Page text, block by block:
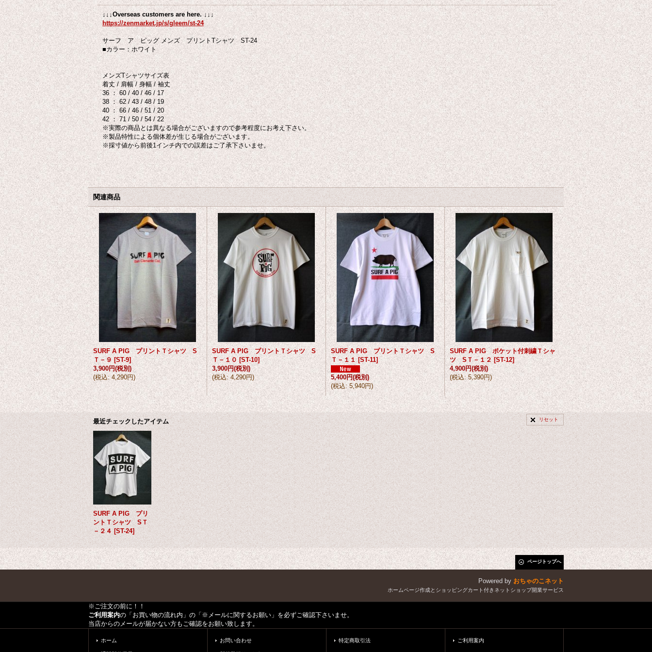
↓↓↓Overseas customers are here. ↓↓↓
https://zenmarket.jp/s/gleem/st-24
サーフ ア ピッグ メンズ プリントTシャツ ST-24
■カラー：ホワイト
メンズTシャツサイズ表
着丈 / 肩幅 / 身幅 / 袖丈
36 ： 60 / 40 / 46 / 17
38 ： 62 / 43 / 48 / 19
40 ： 66 / 46 / 51 / 20
42 ： 71 / 50 / 54 / 22
※実際の商品とは異なる場合がございますので参考程度にお考え下さい。
※製品特性による個体差が生じる場合がございます。
※採寸値から前後1インチ内での誤差はご了承下さいませ。
関連商品
SURF A PIG プリントＴシャツ S
Ｔ－９ [ST-9]
3,900円(税別)
(税込: 4,290円)
SURF A PIG プリントＴシャツ S
Ｔ－１０ [ST-10]
3,900円(税別)
(税込: 4,290円)
SURF A PIG プリントＴシャツ S
Ｔ－１１ [ST-11]
5,400円(税別)
(税込: 5,940円)
SURF A PIG ポケット付刺繍Ｔシャ
ツ SＴ－１２ [ST-12]
4,900円(税別)
(税込: 5,390円)
最近チェックしたアイテム リセット
SURF A PIG プリ
ントＴシャツ SＴ
－２４ [ST-24]
ページトップへ
Powered by おちゃのこネット
ホームページ作成とショッピングカート付きネットショップ開業サービス
※ご注文の前に！！
ご利用案内の「お買い物の流れ内」の「※メールに関するお願い」を必ずご確認下さいませ。
当店からのメールが届かない方もご確認をお願い致します。
ホーム お問い合わせ 特定商取引法 ご利用案内